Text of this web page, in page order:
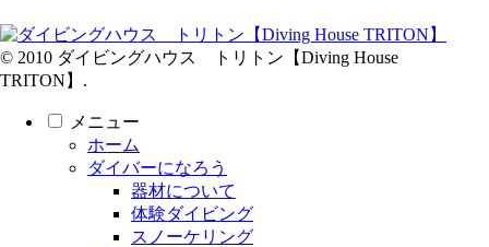
© 2010 ダイビングハウス トリトン【Diving House
TRITON】.
メニュー
ホーム
ダイバーになろう
器材について
体験ダイビング
スノーケリング